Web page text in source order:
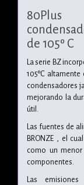
de 105º C
La serie BZ
105ºC
condensadores
mejorando la
útil.
Las fuentes de
BRONZE , el
como un
componentes.
Las